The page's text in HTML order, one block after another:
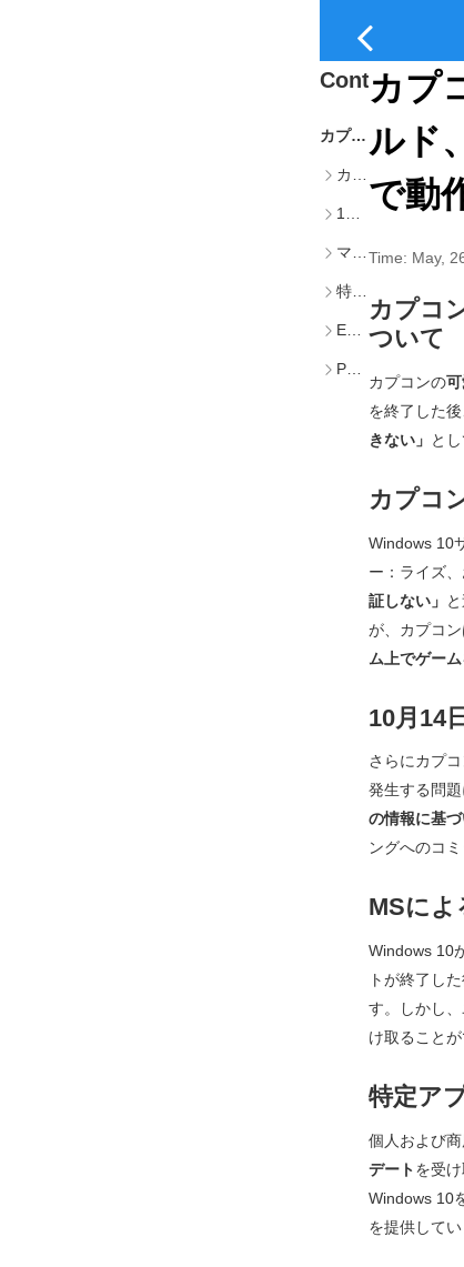
Content
カプコンからのモンスターハンターとWindows 10に関する警告
カプコンの公式発表
10月14日以降の限定サポート
マイクロソフトのWindows 10サポート終了
特定アプリへの拡張サポート
EEAでの無料ESUアップデート
PCユーザーへの影響
カプ
ルド
で動
Time: May,
カプコ
ついて
カプコンの
を終了した
きない」 とし
カプコ
Windows 10
ー：ライズ
証しない」
が、カプコン
ム上でゲー
10月14
さらにカプ
発生する問
の情報に基
ングへのコ
MSに
Windows 10
トが終了し
す。しかし
け取ることが
特定ア
個人および
デートを受け
Windows 10
を提供して